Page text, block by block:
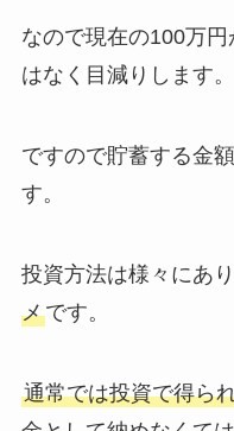
なので現在の100万
はなく目減りします。
ですので貯蓄する金
す。
投資方法は様々にあり
メです。
通常では投資で得ら